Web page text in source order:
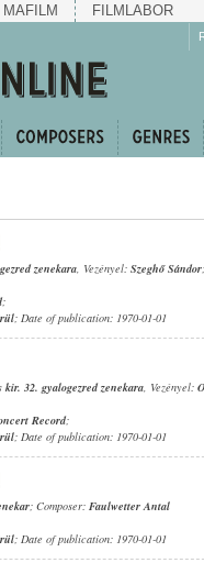
MAFILM FILMLABOR
zenekara, Vezényel: Szeghő Sándor
;
; Date of publication: 1970-01-01
kir. 32. gyalogezred zenekara, Vezényel:
Record;
; Date of publication: 1970-01-01
; Composer: Faulwetter Antal
; Date of publication: 1970-01-01